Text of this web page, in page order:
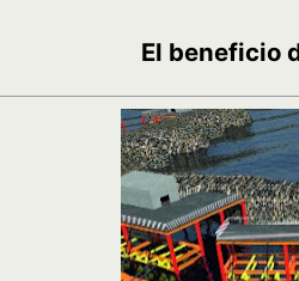
El beneficio